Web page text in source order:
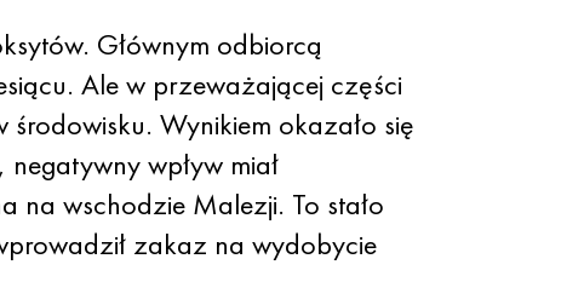
Głównym odbiorcą
Ale w przeważającej części
Wynikiem okazało się
wpływ miał
na wschodzie Malezji. To stało
zakaz na wydobycie